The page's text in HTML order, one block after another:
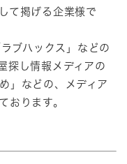
て掲げる企業様で
ブハックス」などの
探し情報メディアの
」などの、メディア
おります。​